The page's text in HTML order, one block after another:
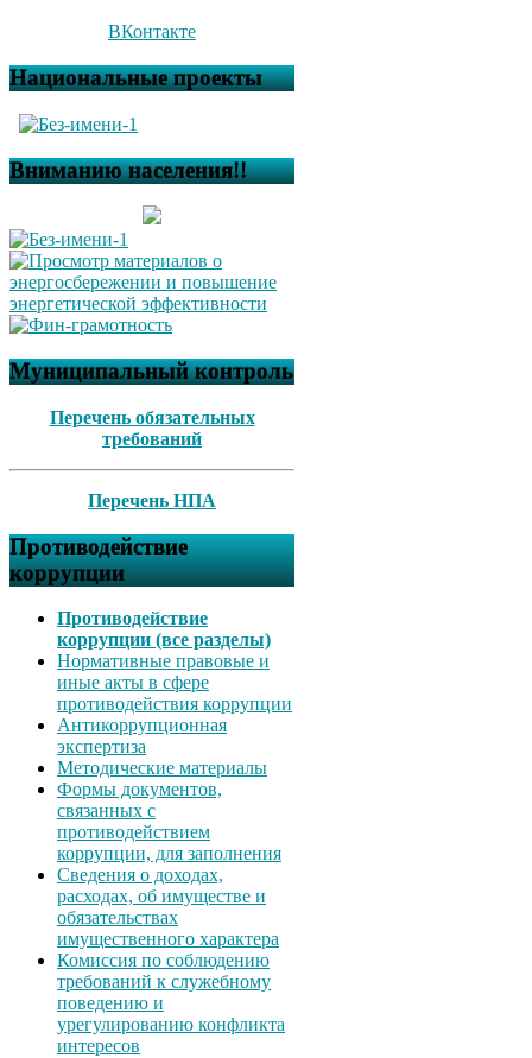
ВКонтакте
Национальные проекты
Вниманию населения!!
Муниципальный контроль
Перечень обязательных
требований
Перечень НПА
Противодействие
коррупции
Противодействие
коррупции (все разделы)
Нормативные правовые и
иные акты в сфере
противодействия коррупции
Антикоррупционная
экспертиза
Методические материалы
Формы документов,
связанных с
противодействием
коррупции, для заполнения
Сведения о доходах,
расходах, об имуществе и
обязательствах
имущественного характера
Комиссия по соблюдению
требований к служебному
поведению и
урегулированию конфликта
интересов